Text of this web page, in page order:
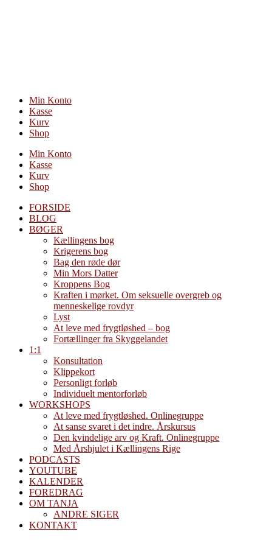
Min Konto
Kasse
Kurv
Shop
Min Konto
Kasse
Kurv
Shop
FORSIDE
BLOG
BØGER
Kællingens bog
Krigerens bog
Bag den røde dør
Min Mors Datter
Kroppens Bog
Kraften i mørket. Om seksuelle overgreb og
menneskelige rovdyr
Lyst
At leve med frygtløshed – bog
Fortællinger fra Skyggelandet
1:1
Konsultation
Klippekort
Personligt forløb
Individuelt mentorforløb
WORKSHOPS
At leve med frygtløshed. Onlinegruppe
At sanse svaret i det indre. Årskursus
Den kvindelige arv og Kraft. Onlinegruppe
Med Årshjulet i Kællingens Rige
PODCASTS
YOUTUBE
KALENDER
FOREDRAG
OM TANJA
ANDRE SIGER
KONTAKT